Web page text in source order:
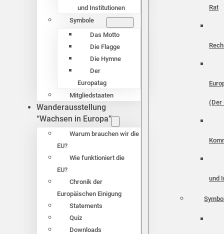
und Institutionen
Symbole
Das Motto
Die Flagge
Die Hymne
Der
Europatag
Mitgliedstaaten
Wanderausstellung
“Wachsen in Europa”
Warum brauchen wir die
EU?
Wie funktioniert die
EU?
Chronik der
Europäischen Einigung
Statements
Quiz
Downloads
Rat
(Der
und